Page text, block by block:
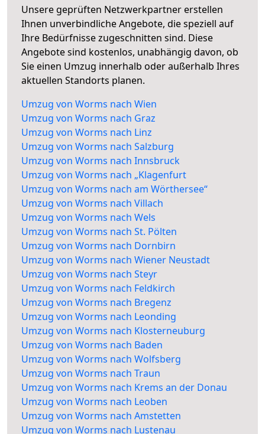
Unsere geprüften Netzwerkpartner erstellen
Ihnen unverbindliche Angebote, die speziell auf
Ihre Bedürfnisse zugeschnitten sind. Diese
Angebote sind kostenlos, unabhängig davon, ob
Sie einen Umzug innerhalb oder außerhalb Ihres
aktuellen Standorts planen.
Umzug von Worms nach Wien
Umzug von Worms nach Graz
Umzug von Worms nach Linz
Umzug von Worms nach Salzburg
Umzug von Worms nach Innsbruck
Umzug von Worms nach „Klagenfurt
Umzug von Worms nach am Wörthersee“
Umzug von Worms nach Villach
Umzug von Worms nach Wels
Umzug von Worms nach St. Pölten
Umzug von Worms nach Dornbirn
Umzug von Worms nach Wiener Neustadt
Umzug von Worms nach Steyr
Umzug von Worms nach Feldkirch
Umzug von Worms nach Bregenz
Umzug von Worms nach Leonding
Umzug von Worms nach Klosterneuburg
Umzug von Worms nach Baden
Umzug von Worms nach Wolfsberg
Umzug von Worms nach Traun
Umzug von Worms nach Krems an der Donau
Umzug von Worms nach Leoben
Umzug von Worms nach Amstetten
Umzug von Worms nach Lustenau